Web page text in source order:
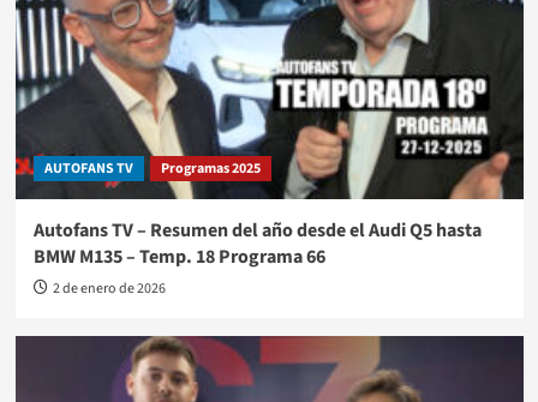
AUTOFANS TV Programas 2025
Autofans TV – Resumen del año desde el Audi Q5 hasta
BMW M135 – Temp. 18 Programa 66
2 de enero de 2026